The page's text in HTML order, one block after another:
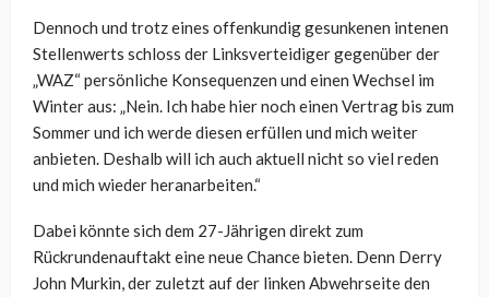
Dennoch und trotz eines offenkundig gesunkenen intenen
Stellenwerts schloss der Linksverteidiger gegenüber der
„WAZ“ persönliche Konsequenzen und einen Wechsel im
Winter aus: „Nein. Ich habe hier noch einen Vertrag bis zum
Sommer und ich werde diesen erfüllen und mich weiter
anbieten. Deshalb will ich auch aktuell nicht so viel reden
und mich wieder heranarbeiten.“
Dabei könnte sich dem 27-Jährigen direkt zum
Rückrundenauftakt eine neue Chance bieten. Denn Derry
John Murkin, der zuletzt auf der linken Abwehrseite den